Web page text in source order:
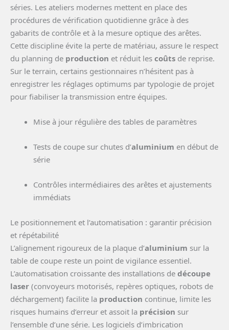
séries. Les ateliers modernes mettent en place des
procédures de vérification quotidienne grâce à des
gabarits de contrôle et à la mesure optique des arêtes.
Cette discipline évite la perte de matériau, assure le respect
du planning de production et réduit les coûts de reprise.
Sur le terrain, certains gestionnaires n’hésitent pas à
enregistrer les réglages optimums par typologie de projet
pour fiabiliser la transmission entre équipes.
Mise à jour régulière des tables de paramètres
Tests de coupe sur chutes d’aluminium en début de
série
Contrôles intermédiaires des arêtes et ajustements
immédiats
Le positionnement et l’automatisation : garantir précision
et répétabilité
L’alignement rigoureux de la plaque d’aluminium sur la
table de coupe reste un point de vigilance essentiel.
L’automatisation croissante des installations de découpe
laser (convoyeurs motorisés, repères optiques, robots de
déchargement) facilite la production continue, limite les
risques humains d’erreur et assoit la précision sur
l’ensemble d’une série. Les logiciels d’imbrication